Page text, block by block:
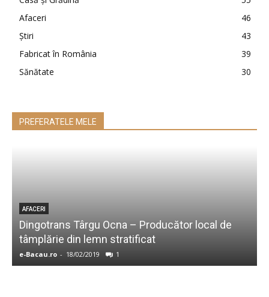
Afaceri
46
Ştiri
43
Fabricat în România
39
Sănătate
30
PREFERATELE MELE
AFACERI
Dingotrans Târgu Ocna – Producător local de
tâmplărie din lemn stratificat
e-Bacau.ro - 18/02/2019 1